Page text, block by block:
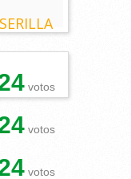
votos
votos
votos